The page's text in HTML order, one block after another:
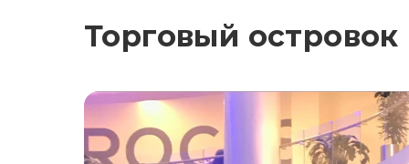
Торговый островок